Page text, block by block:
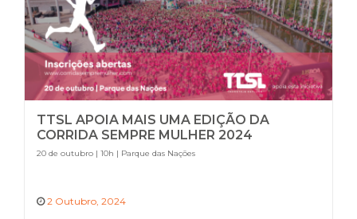
TTSL APOIA MAIS UMA EDIÇÃO DA
CORRIDA SEMPRE MULHER 2024
20 de outubro | 10h | Parque das Nações
2 Outubro, 2024